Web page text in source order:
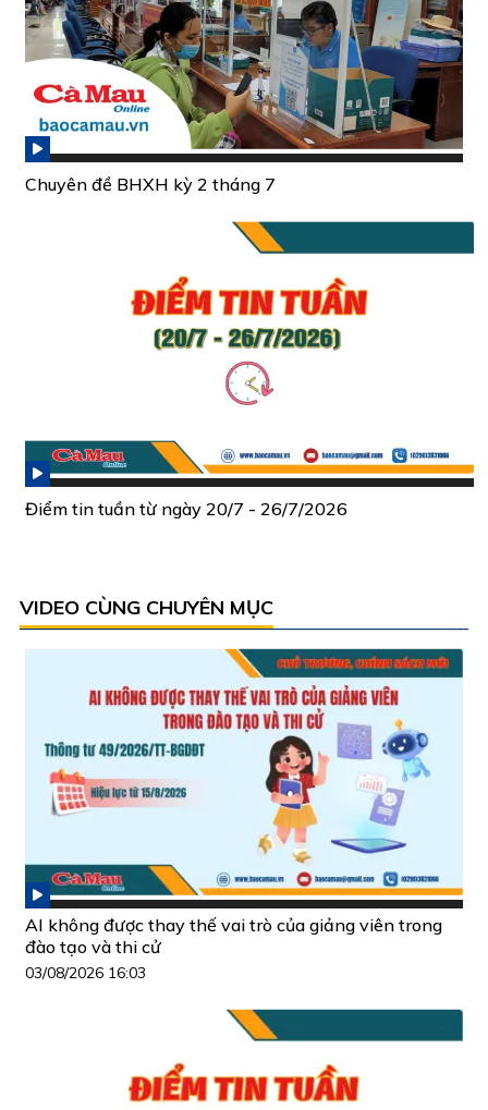
Chuyên đề BHXH kỳ 2 tháng 7
Điểm tin tuần từ ngày 20/7 - 26/7/2026
VIDEO CÙNG CHUYÊN MỤC
AI không được thay thế vai trò của giảng viên trong
đào tạo và thi cử
03/08/2026 16:03